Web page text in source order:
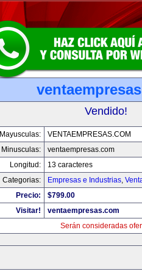
Vendido!
Mayusculas:
VENTAEMPRESAS.COM
Minusculas:
ventaempresas.com
Longitud:
13 caracteres
Categorias:
Empresas e Industrias,
Precio:
$799.00
Visitar!
ventaempresas.com
Serán consideradas